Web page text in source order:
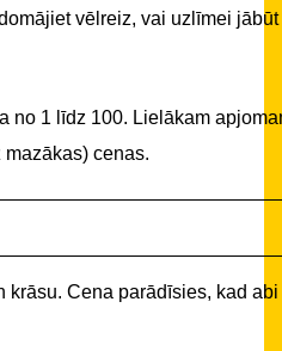
vēlreiz, vai uzlīmei jābūt
no 1 līdz 100. Lielākam
cenas.
krāsu. Cena parādīsies, kad abi